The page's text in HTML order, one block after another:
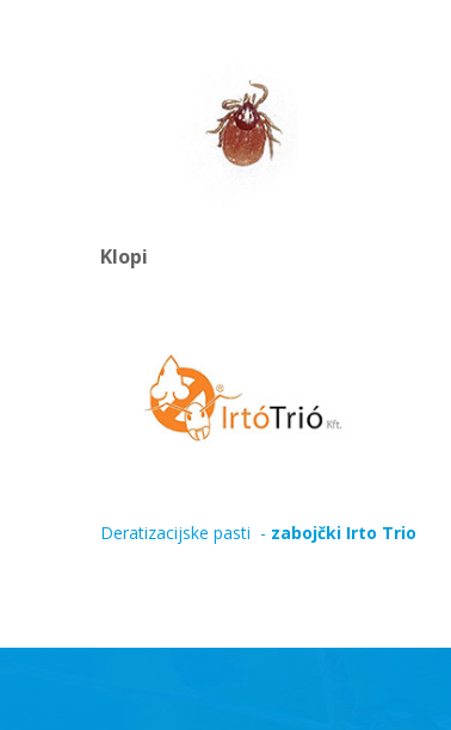
Klopi
Deratizacijske pasti - zabojčki Irto Trio